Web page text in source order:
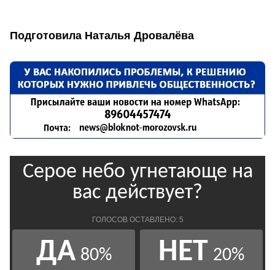
Подготовила Наталья Дровалёва